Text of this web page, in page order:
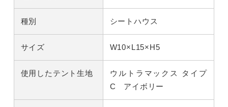
種別 シートハウス
サイズ W10×L15×H5
使用したテント生地
ウルトラマックス タイプ
C アイボリー